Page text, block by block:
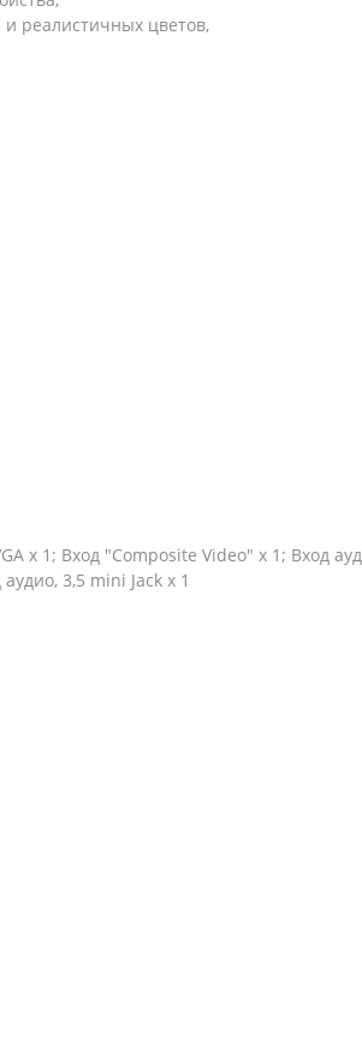
реалистичных цветов,
х 1; Вход "Composite Video" х 1; Вход
3,5 mini Jack х 1